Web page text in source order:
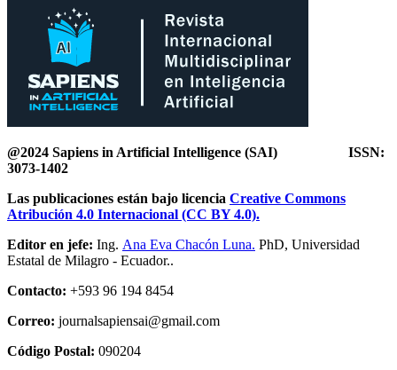
@2024 Sapiens in Artificial Intelligence (SAI) ISSN:
3073-1402
Las publicaciones están bajo licencia Creative Commons
Atribución 4.0 Internacional (CC BY 4.0).
Editor en jefe: Ing. Ana Eva Chacón Luna. PhD, Universidad
Estatal de Milagro - Ecuador..
Contacto: +593 96 194 8454
Correo: journalsapiensai@gmail.com
Código Postal: 090204